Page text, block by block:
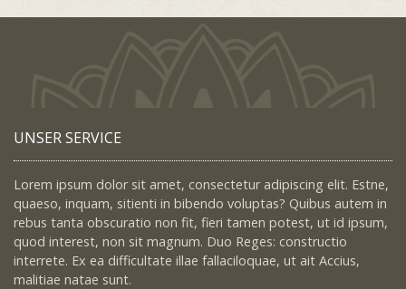
UNSER SERVICE
Lorem ipsum dolor sit amet, consectetur adipiscing elit. Estne,
quaeso, inquam, sitienti in bibendo voluptas? Quibus autem in
rebus tanta obscuratio non fit, fieri tamen potest, ut id ipsum,
quod interest, non sit magnum. Duo Reges: constructio
interrete. Ex ea difficultate illae fallaciloquae, ut ait Accius,
malitiae natae sunt.